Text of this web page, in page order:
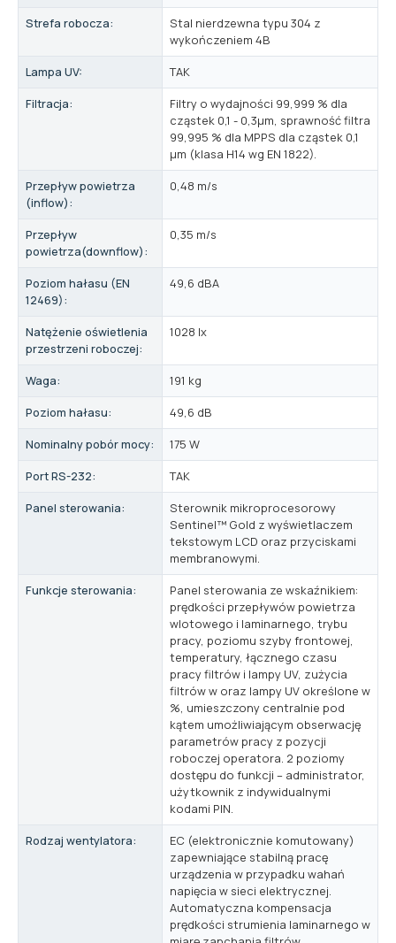
Strefa robocza:
Stal nierdzewna typu 304 z
wykończeniem 4B
Lampa UV:
TAK
Filtracja:
Filtry o wydajności 99,999 % dla
cząstek 0,1 - 0,3μm, sprawność filtra
99,995 % dla MPPS dla cząstek 0,1
μm (klasa H14 wg EN 1822).
Przepływ powietrza
(inflow):
0,48 m/s
Przepływ
powietrza(downflow):
0,35 m/s
Poziom hałasu (EN
12469):
49,6 dBA
Natężenie oświetlenia
przestrzeni roboczej:
1028 lx
Waga:
191 kg
Poziom hałasu:
49,6 dB
Nominalny pobór mocy:
175 W
Port RS-232:
TAK
Panel sterowania:
Sterownik mikroprocesorowy
Sentinel™ Gold z wyświetlaczem
tekstowym LCD oraz przyciskami
membranowymi.
Funkcje sterowania:
Panel sterowania ze wskaźnikiem:
prędkości przepływów powietrza
wlotowego i laminarnego, trybu
pracy, poziomu szyby frontowej,
temperatury, łącznego czasu
pracy filtrów i lampy UV, zużycia
filtrów w oraz lampy UV określone w
%, umieszczony centralnie pod
kątem umożliwiającym obserwację
parametrów pracy z pozycji
roboczej operatora. 2 poziomy
dostępu do funkcji – administrator,
użytkownik z indywidualnymi
kodami PIN.
Rodzaj wentylatora:
EC (elektronicznie komutowany)
zapewniające stabilną pracę
urządzenia w przypadku wahań
napięcia w sieci elektrycznej.
Automatyczna kompensacja
prędkości strumienia laminarnego w